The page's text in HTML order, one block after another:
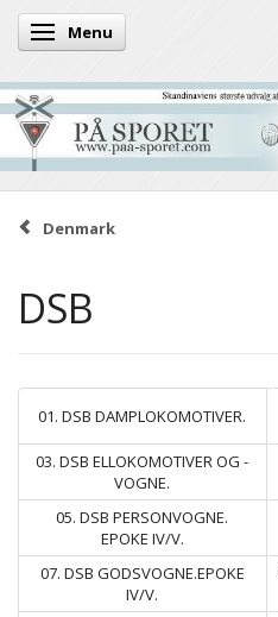
Toggle navigation
Menu
Denmark
DSB
01. DSB DAMPLOKOMOTIVER.
03. DSB ELLOKOMOTIVER OG -
VOGNE.
05. DSB PERSONVOGNE.
EPOKE IV/V.
07. DSB GODSVOGNE.EPOKE
IV/V.